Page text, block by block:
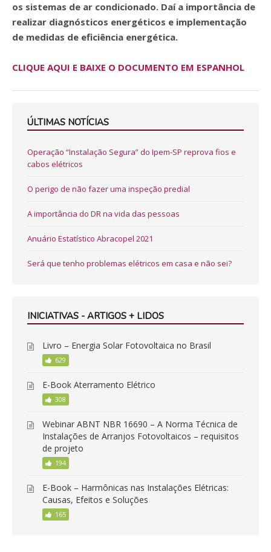
os sistemas de ar condicionado. Daí a importância de
realizar diagnósticos energéticos e implementação
de medidas de eficiência energética.
CLIQUE AQUI E BAIXE O DOCUMENTO EM ESPANHOL
ÚLTIMAS NOTÍCIAS
Operação “Instalação Segura” do Ipem-SP reprova fios e
cabos elétricos
O perigo de não fazer uma inspeção predial
A importância do DR na vida das pessoas
Anuário Estatístico Abracopel 2021
Será que tenho problemas elétricos em casa e não sei?
INICIATIVAS - ARTIGOS + LIDOS
Livro – Energia Solar Fotovoltaica no Brasil
629
E-Book Aterramento Elétrico
308
Webinar ABNT NBR 16690 – A Norma Técnica de
Instalações de Arranjos Fotovoltaicos – requisitos
de projeto
194
E-Book – Harmônicas nas Instalações Elétricas:
Causas, Efeitos e Soluções
165